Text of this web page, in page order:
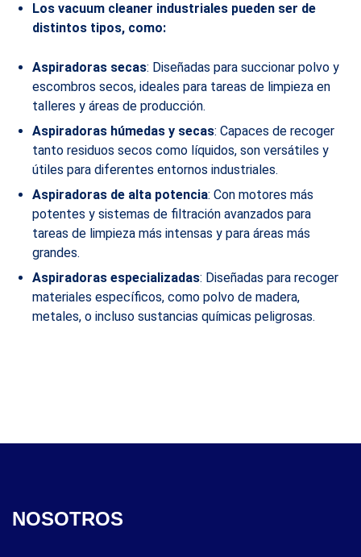
Los vacuum cleaner industriales pueden ser de
distintos tipos, como:
Aspiradoras secas: Diseñadas para succionar polvo y
escombros secos, ideales para tareas de limpieza en
talleres y áreas de producción.
Aspiradoras húmedas y secas: Capaces de recoger
tanto residuos secos como líquidos, son versátiles y
útiles para diferentes entornos industriales.
Aspiradoras de alta potencia: Con motores más
potentes y sistemas de filtración avanzados para
tareas de limpieza más intensas y para áreas más
grandes.
Aspiradoras especializadas: Diseñadas para recoger
materiales específicos, como polvo de madera,
metales, o incluso sustancias químicas peligrosas.
NOSOTROS